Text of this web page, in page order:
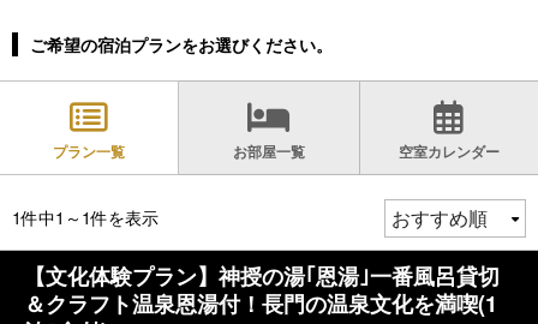
ご希望の宿泊プランをお選びください。
プラン一覧 お部屋一覧 空室カレンダー
1件中1～1件を表示
【文化体験プラン】神授の湯｢恩湯｣一番風呂貸切
＆クラフト温泉恩湯付！長門の温泉文化を満喫(1